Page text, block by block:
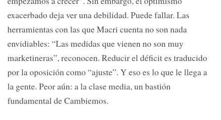
exacerbado deja ver una debilidad. Puede fallar. Las
herramientas con las que Macri cuenta no son nada
envidiables: “Las medidas que vienen no son muy
marketineras”, reconocen. Reducir el déficit es traducido
por la oposición como “ajuste”. Y eso es lo que le llega a
la gente. Peor aún: a la clase media, un bastión
fundamental de Cambiemos.